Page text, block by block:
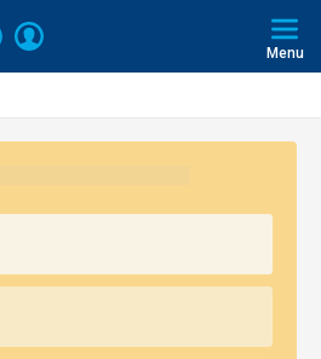
Volejte
226
000
Přihlásit
Menu